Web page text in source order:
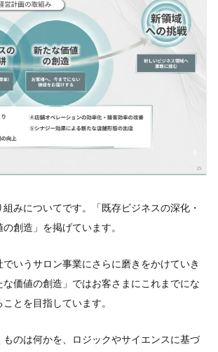
みについてです。「既存ビジネスの深化・
創造」を掲げています。
いうサロン事業にさらに磨きをかけていき
な価値の創造」ではお客さまにこれまでにな
とを目指しています。
ものは何かを、ロジックやサイエンスに基づ